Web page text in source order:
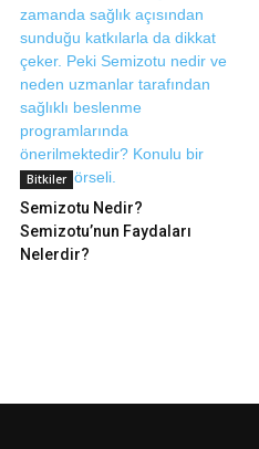
Bitkiler
Semizotu Nedir?
Semizotu’nun Faydaları
Nelerdir?